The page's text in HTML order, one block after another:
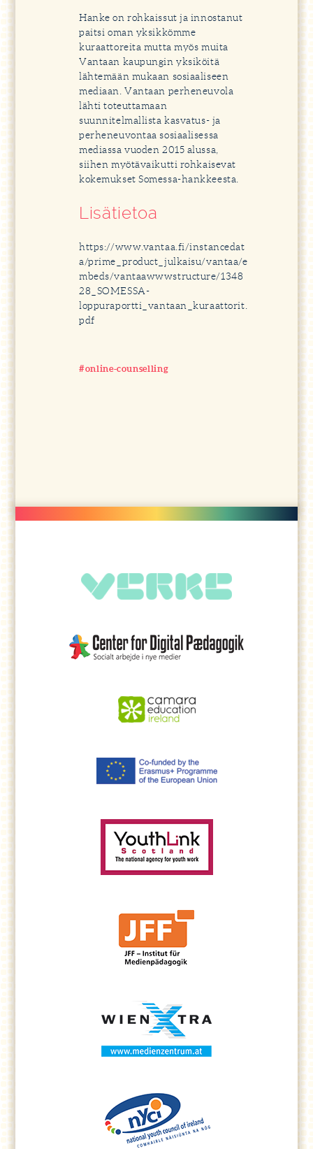
Hanke on rohkaissut ja innostanut
paitsi oman yksikkömme
kuraattoreita mutta myös muita
Vantaan kaupungin yksiköitä
lähtemään mukaan sosiaaliseen
mediaan. Vantaan perheneuvola
lähti toteuttamaan
suunnitelmallista kasvatus- ja
perheneuvontaa sosiaalisessa
mediassa vuoden 2015 alussa,
siihen myötävaikutti rohkaisevat
kokemukset Somessa-hankkeesta.
Lisätietoa
https://www.vantaa.fi/instancedat
a/prime_product_julkaisu/vantaa/e
mbeds/vantaawwwstructure/1348
28_SOMESSA-
loppuraportti_vantaan_kuraattorit.
pdf
#online-counselling